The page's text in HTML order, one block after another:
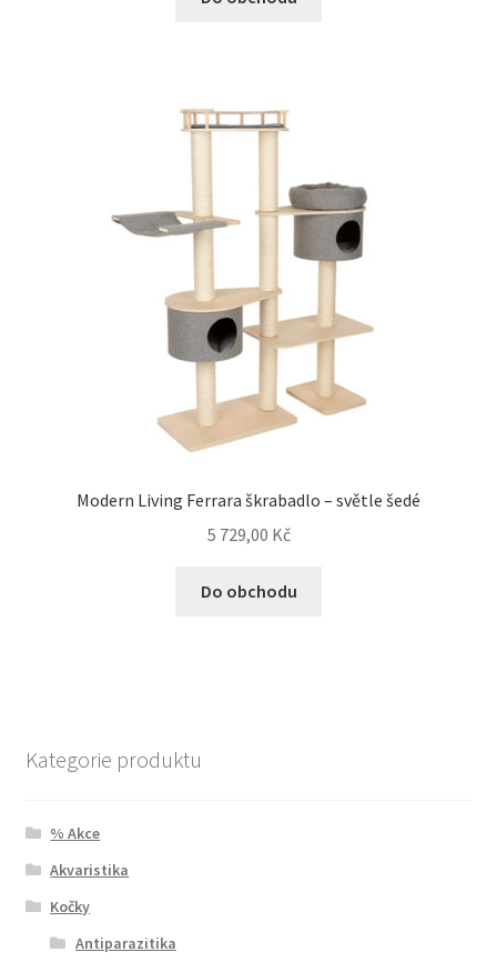
Modern Living Ferrara škrabadlo – světle šedé
5 729,00 Kč
Do obchodu
Kategorie produktu
% Akce
Akvaristika
Kočky
Antiparazitika